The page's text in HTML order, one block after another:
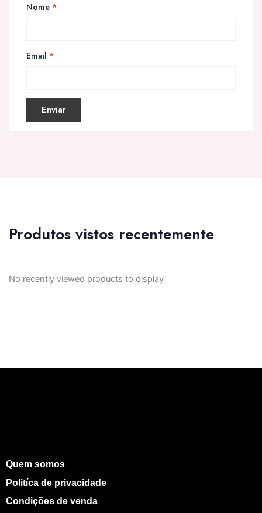
Nome *
Email *
Produtos vistos recentemente
No recently viewed products to display
Quem somos
Politíca de privacidade
Condições de venda